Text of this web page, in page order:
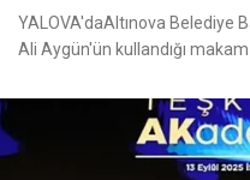
YALOVA'daAltınova Belediye
Ali Aygün'ün kullandığı